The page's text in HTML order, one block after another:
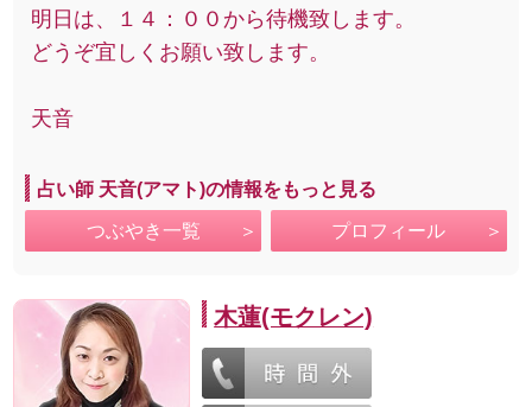
明日は、１４：００から待機致します。
どうぞ宜しくお願い致します。
天音
占い師 天音(アマト)の情報をもっと見る
つぶやき一覧 プロフィール
木蓮(モクレン)